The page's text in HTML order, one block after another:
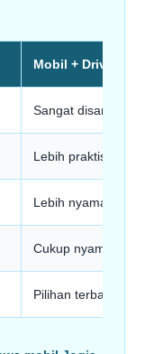
Mobil + Driver
Sangat disarankan
Lebih praktis
Lebih nyaman dan
Cukup nyaman
Pilihan terbaik